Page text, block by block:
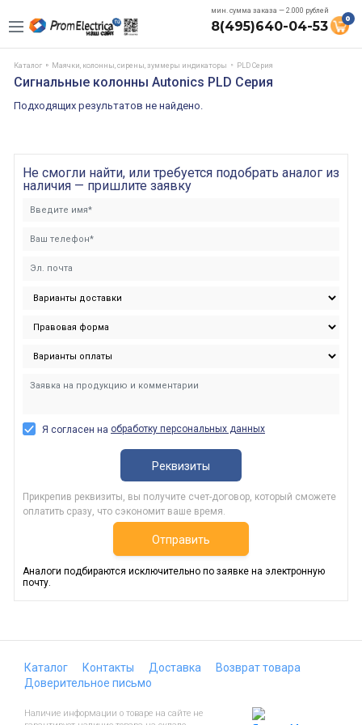
мин. сумма заказа — 2.000 рублей
8(495)640-04-53 0
Каталог Маячки, колонны, сирены, зуммеры индикаторы PLD Серия
Сигнальные колонны Autonics PLD Серия
Подходящих результатов не найдено.
Не смогли найти, или требуется подобрать аналог из
наличия — пришлите заявку
Я согласен на обработку персональных данных
Реквизиты
Прикрепив реквизиты, вы получите счет-договор, который сможете
оплатить сразу, что сэкономит ваше время.
Отправить
Аналоги подбираются исключительно по заявке на электронную
почту.
Каталог Контакты Доставка
Возврат товара
Доверительное письмо
Наличие информации о товаре на сайте не